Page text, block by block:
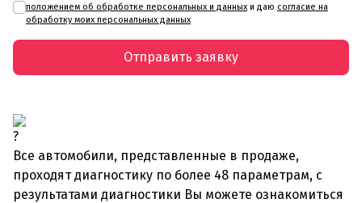
положением об обработке персональных и данных и даю согласие на
обработку моих персональных данных
Отправить заявку
Все автомобили, представленные в продаже,
проходят диагностику по более 48 параметрам, с
результатами диагностики Вы можете ознакомиться